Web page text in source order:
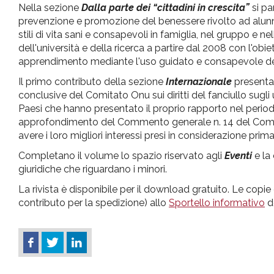
Nella sezione Dalla parte dei “cittadini in crescita”si
prevenzione e promozione del benessere rivolto ad
stili di vita sani e consapevoli in famiglia, nel gruppo e
dell'università e della ricerca a partire dal 2008 con
apprendimento mediante l'uso guidato e consapevole
Il primo contributo della sezione Internazionale
conclusive del Comitato Onu sui diritti del fanciullo
Paesi che hanno presentato il proprio rapporto nel
approfondimento del Commento generale n. 14 del
avere i loro migliori interessi presi in considerazione
Completano il volume lo spazio riservato agli Eventie la
giuridiche che riguardano i minori.
La rivista è disponibile per il download gratuito. Le
contributo per la spedizione) allo Sportello informativo